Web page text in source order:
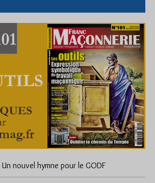
Un nouvel hymne pour le GODF